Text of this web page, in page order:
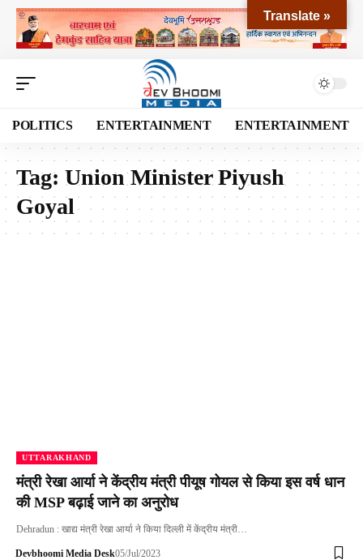
POLITICS ENTERTAINMENT ENTERTAINMENT
Tag: Union Minister Piyush
Goyal
UTTARAKHAND
मंत्री रेखा आर्या ने केंद्रीय मंत्री पीयूष गोयल से किया इस वर्ष धान
की MSP बढ़ाई जाने का अनुरोध
Dehradun : खाद्य मंत्री रेखा आर्या ने किया दिल्ली में केंद्रीय मंत्री…
Devbhoomi Media Desk05/Jul/2023
Translate »